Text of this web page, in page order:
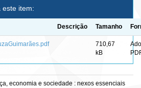
este item:
Descrição Tamanho
710,67
kB
economia e sociedade : nexos essenciais